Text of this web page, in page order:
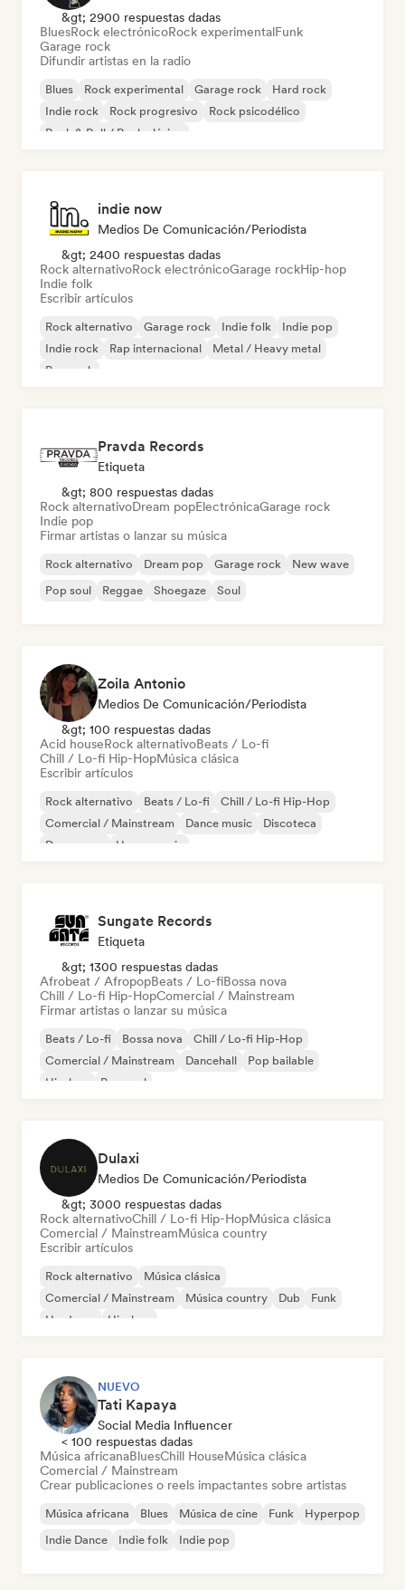
&gt; 2900 respuestas dadas
BluesRock electrónicoRock experimentalFunk
Garage rock
Difundir artistas en la radio
Blues Rock experimental Garage rock
Hard rock
Indie rock
Rock progresivo
Rock psicodélico
Rock & Roll / Rock clásico
indie now
Medios De Comunicación/Periodista
&gt; 2400 respuestas dadas
Rock alternativoRock electrónicoGarage rockHip-hop
Indie folk
Escribir artículos
Rock alternativo Garage rock Indie folk
Indie pop
Indie rock
Rap internacional
Metal / Heavy metal
Pop rock
Pravda Records
Etiqueta
&gt; 800 respuestas dadas
Rock alternativoDream popElectrónicaGarage rock
Indie pop
Firmar artistas o lanzar su música
Rock alternativo Dream pop Garage rock
New wave
Pop soul
Reggae Shoegaze Soul
Zoila Antonio
Medios De Comunicación/Periodista
&gt; 100 respuestas dadas
Acid houseRock alternativoBeats / Lo-fi
Chill / Lo-fi Hip-HopMúsica clásica
Escribir artículos
Rock alternativo Beats / Lo-fi
Chill / Lo-fi Hip-Hop
Comercial / Mainstream
Dance music
Discoteca
Dream pop
House music
Sungate Records
Etiqueta
&gt; 1300 respuestas dadas
Afrobeat / AfropopBeats / Lo-fiBossa nova
Chill / Lo-fi Hip-HopComercial / Mainstream
Firmar artistas o lanzar su música
Beats / Lo-fi Bossa nova
Chill / Lo-fi Hip-Hop
Comercial / Mainstream
Dancehall
Pop bailable
Hip-hop
Pop soul
Dulaxi
Medios De Comunicación/Periodista
&gt; 3000 respuestas dadas
Rock alternativoChill / Lo-fi Hip-HopMúsica clásica
Comercial / MainstreamMúsica country
Escribir artículos
Rock alternativo
Música clásica
Comercial / Mainstream
Música country Dub
Funk
Hardcore
Hip-hop
NUEVO
Tati Kapaya
Social Media Influencer
< 100 respuestas dadas
Música africanaBluesChill HouseMúsica clásica
Comercial / Mainstream
Crear publicaciones o reels impactantes sobre artistas
Música africana Blues Música de cine Funk
Hyperpop
Indie Dance
Indie folk Indie pop